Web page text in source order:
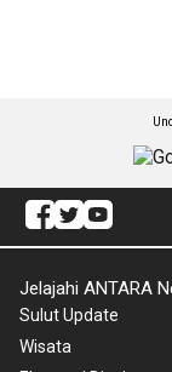
Jelajahi ANTARA
Sulut Update
Wisata